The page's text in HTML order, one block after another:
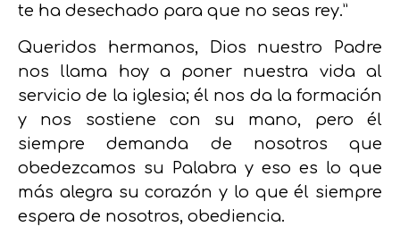
te ha desechado para que no seas rey.”
Queridos hermanos, Dios nuestro Padre
nos llama hoy a poner nuestra vida al
servicio de la iglesia; él nos da la formación
y nos sostiene con su mano, pero él
siempre demanda de nosotros que
obedezcamos su Palabra y eso es lo que
más alegra su corazón y lo que él siempre
espera de nosotros, obediencia.